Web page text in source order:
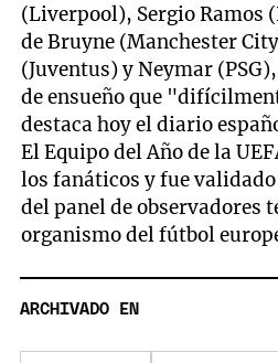
(Liverpool), Sergio Ramos
de Bruyne (Manchester
(Juventus) y Neymar
de ensueño que
destaca hoy el diario
El Equipo del Año de la
los fanáticos y fue
del panel de observadores
organismo del fútbol
ARCHIVADO EN